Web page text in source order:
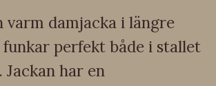
varm damjacka i längre
perfekt både i stallet
Jackan har en